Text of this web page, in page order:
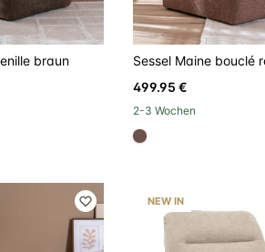
braun
Sessel Maine bouclé
499.95 €
2-3 Wochen
#6e5148
NEW IN